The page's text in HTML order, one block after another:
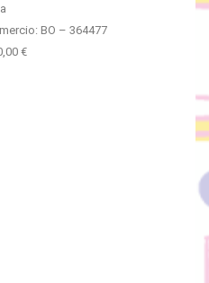
BO – 364477
€